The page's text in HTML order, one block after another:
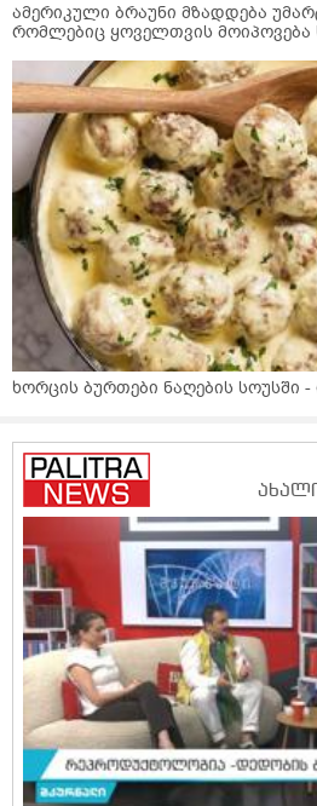
ამერიკული ბრაუნი მზადდება
რომლებიც ყოველთვის მოიპოვება
ხორცის ბურთები ნაღების სოუსში